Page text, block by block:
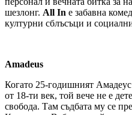
шезлонг. All In е забавна
културни сблъсъци и
Amadeus
Когато 25-годишният
от 18-ти век, той вече не е
свобода. Там съдбата му се